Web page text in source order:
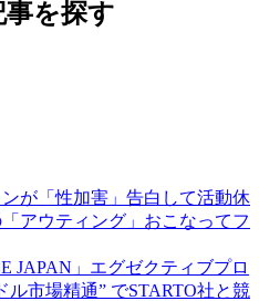
を探す
が「性加害」告白して活動休
アウティング」おこなってフ
JAPAN」エグゼクティブプロ
市場精通” でSTARTO社と競